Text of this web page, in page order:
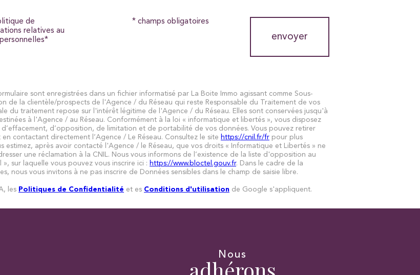
de
relatives au
* champs obligatoires
envoyer
sont enregistrées dans un fichier informatisé par La Boite Immo agissant comme Sous-
de la clientèle/prospects de l'Agence / du Réseau qui reste Responsable du Traitement de vos
du traitement repose sur l'intérêt légitime de l'Agence / du Réseau. Elles sont conservées jusqu'à
à l'Agence / au Réseau. Conformément à la loi « informatique et libertés », vous disposez
d’opposition, de limitation et de portabilité de vos données. Vous pouvez retirer
contactant directement l’Agence / Le Réseau. Consultez le site https://cnil.fr/fr pour plus
estimez, après avoir contacté l'Agence / le Réseau, que vos droits « Informatique et Libertés » ne
une réclamation à la CNIL. Nous vous informons de l’existence de la liste d'opposition au
sur laquelle vous pouvez vous inscrire ici : https://www.bloctel.gouv.fr. Dans le cadre de la
nous vous invitons à ne pas inscrire de Données sensibles dans le champ de saisie libre.
les Politiques de Confidentialité et es Conditions d'utilisation de Google s'appliquent.
Nous